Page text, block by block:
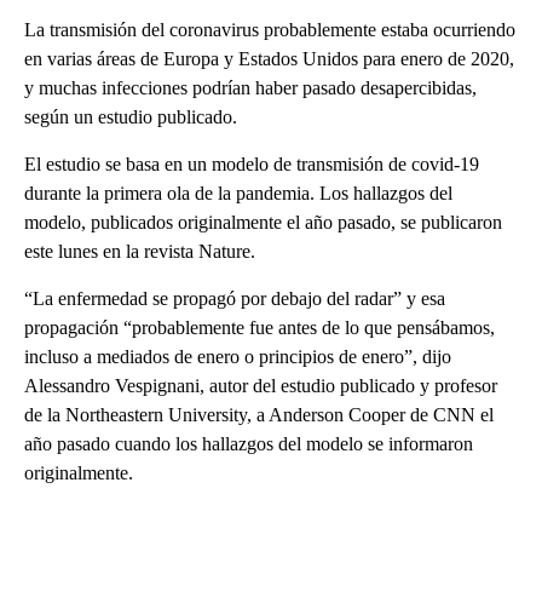
La transmisión del coronavirus probablemente estaba ocurriendo
en varias áreas de Europa y Estados Unidos para enero de 2020,
y muchas infecciones podrían haber pasado desapercibidas,
según un estudio publicado.
El estudio se basa en un modelo de transmisión de covid-19
durante la primera ola de la pandemia. Los hallazgos del
modelo, publicados originalmente el año pasado, se publicaron
este lunes en la revista Nature.
“La enfermedad se propagó por debajo del radar” y esa
propagación “probablemente fue antes de lo que pensábamos,
incluso a mediados de enero o principios de enero”, dijo
Alessandro Vespignani, autor del estudio publicado y profesor
de la Northeastern University, a Anderson Cooper de CNN el
año pasado cuando los hallazgos del modelo se informaron
originalmente.